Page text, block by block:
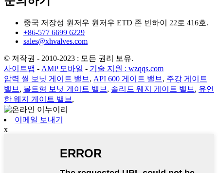
중국 저장성 원저우 원저우 ETD 존 빈하이 22로 416호.
+86-577 6699 6229
sales@xhvalves.com
© 저작권 - 2010-2023 : 모든 권리 보유.
사이트맵 - AMP 모바일 - 기술 지원 : wzqqs.com
압력 씰 보닛 게이트 밸브 , API 600 게이트 밸브 , 주강 게이트
밸브 , 볼트형 보닛 게이트 밸브 , 솔리드 웨지 게이트 밸브 , 유연
한 웨지 게이트 밸브 ,
이메일 보내기
x